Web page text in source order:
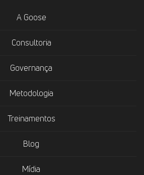
A Goose
Consultoria
Governança
Metodologia
Treinamentos
Blog
Mídia